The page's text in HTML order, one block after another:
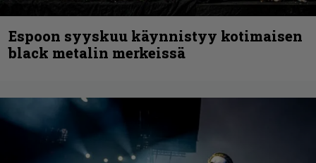
Espoon syyskuu käynnistyy kotimaisen
black metalin merkeissä